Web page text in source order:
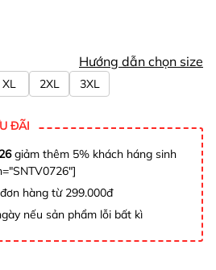
Hướng dẫn chọn size
XL 2XL 3XL
ĐÃI
giảm thêm 5% khách háng sinh
hàng từ 299.000đ
nếu sản phẩm lỗi bất kì